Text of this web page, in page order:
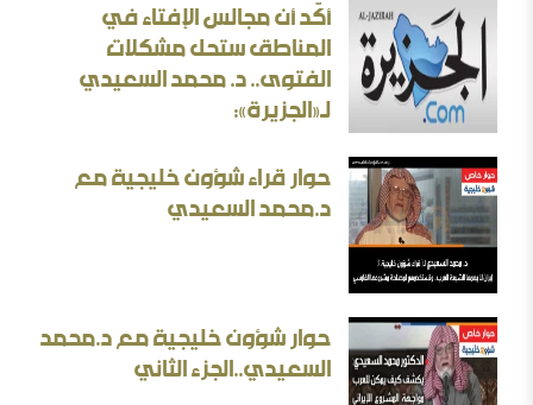
الأسئلة المنطقية والأجوبة غير المنطقية في الحرب الإيرانية
إيران المسكينة ورد على الأستاذ إلهامي وأحمد الريسوني
أكّد أن مجالس الإفتاء في
المناطق ستحل مشكلات
الفتوى.. د. محمد السعيدي
لـ«الجزيرة»:
حوار قراء شؤون خليجية مع
د.محمد السعيدي
حوار شؤون خليجية مع د.محمد
السعيدي..الجزء الثاني
الثقافة بين الثوابت والمتغيرات [ورقة عمل]